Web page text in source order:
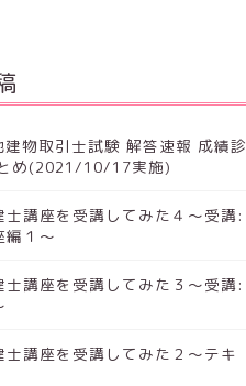
物取引士試験 解答速報 成績診
め(2021/10/17実施)
士講座を受講してみた４～受講:
編１～
士講座を受講してみた３～受講:
士講座を受講してみた２～テキ